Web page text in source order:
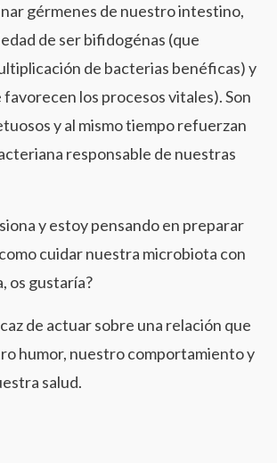
gérmenes de nuestro intestino,
de ser bifidogénas (que
de bacterias benéficas) y
los procesos vitales). Son
y al mismo tiempo refuerzan
responsable de nuestras
y estoy pensando en preparar
cuidar nuestra microbiota con
os gustaría?
de actuar sobre una relación que
humor, nuestro comportamiento y
salud.